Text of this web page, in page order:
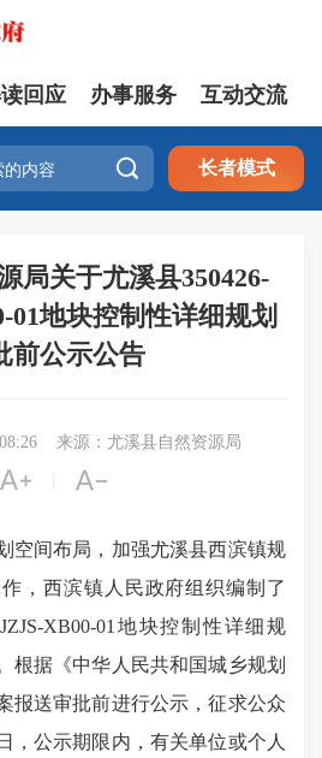
回应 办事服务 互动交流
 长者模式
局关于尤溪县350426-
01地块控制性详细规划
前公示公告
来源：尤溪县自然资源局
 
间布局，加强尤溪县西滨镇规
，西滨镇人民政府组织编制了
JZJS-XB00-01地块控制性详细规
根据《中华人民共和国城乡规划
报送审批前进行公示，征求公众
，公示期限内，有关单位或个人